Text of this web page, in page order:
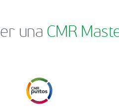
una CMR